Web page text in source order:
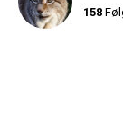
158